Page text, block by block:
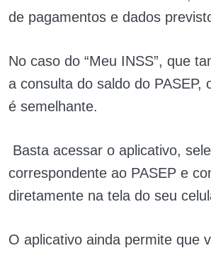
de pagamentos e dados
No caso do “Meu INSS”, que
a consulta do saldo do PASEP,
é semelhante.
Basta acessar o aplicativo,
correspondente ao PASEP e
diretamente na tela do seu
O aplicativo ainda permite que